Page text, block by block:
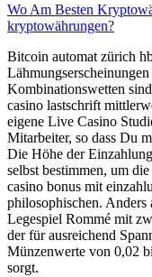
Wo Am Besten
kryptowährungen?
Bitcoin automat zürich
Kombinationswetten
casino lastschrift
eigene Live Casino
Mitarbeiter, so dass Du
Die Höhe der
selbst bestimmen, um
casino bonus mit
philosophischen.
Legespiel Rommé mit
der für ausreichend
Münzenwerte von 0,02
sorgt.